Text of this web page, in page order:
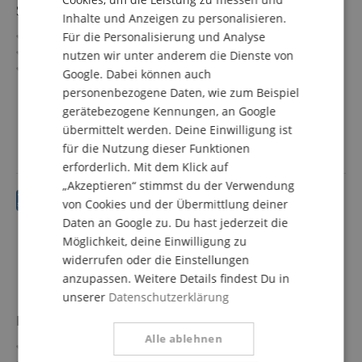
Schukostecker auf Kaltgerätebuchse, XLR/XLR 6m
Kombi-Kabel für Stromversorgung und Signal
Kein Kabelsalat mehr bei der Verbindung zu Aktivboxen
Stromkabel mit Schutzkontakt-Stecker und
IEC/Kaltgeräte-Kupplung (female)
Signalkabel mit XLR 3-polig male und XLR 3-polig female,
Farbe: Schwarz
Länge: 6 m
23,90 €
inkl. MwSt. +
Pronomic XFXM-1 Mikrofonkabel XLR 1 m Schwarz
Professionelles, symmetrisches XLR-Kabel
SPANISH
Inhalte und Anzeigen zu personalisieren.
Für die Personalisierung und Analyse
nutzen wir unter anderem die Dienste von
Google. Dabei können auch
personenbezogene Daten, wie zum Beispiel
gerätebezogene Kennungen, an Google
übermittelt werden. Deine Einwilligung ist
für die Nutzung dieser Funktionen
erforderlich. Mit dem Klick auf
„Akzeptieren“ stimmst du der Verwendung
von Cookies und der Übermittlung deiner
Daten an Google zu. Du hast jederzeit die
Möglichkeit, deine Einwilligung zu
widerrufen oder die Einstellungen
anzupassen. Weitere Details findest Du in
unserer Datenschutzerklärung
Alle ablehnen